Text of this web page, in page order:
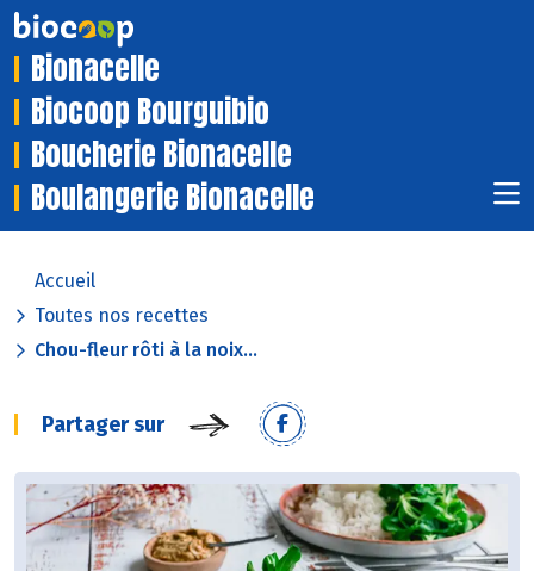
Bionacelle
Biocoop Bourguibio
Boucherie Bionacelle
Boulangerie Bionacelle
Accueil
Toutes nos recettes
Chou-fleur rôti à la noix...
Partager sur